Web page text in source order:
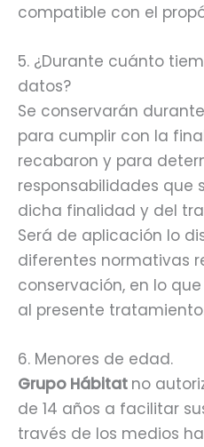
compatible con el
5. ¿Durante cuánto
datos?
Se conservarán
para cumplir con la
recabaron y para
responsabilidades que
dicha finalidad y del
Será de aplicación lo
diferentes normativas
conservación, en lo
al presente
6. Menores de edad.
Grupo Hábitat no
de 14 años a facilitar
través de los medios